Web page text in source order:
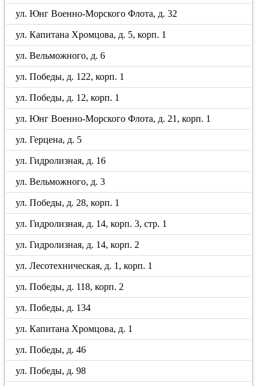
ул. Юнг Военно-Морского Флота, д. 32
ул. Капитана Хромцова, д. 5, корп. 1
ул. Вельможного, д. 6
ул. Победы, д. 122, корп. 1
ул. Победы, д. 12, корп. 1
ул. Юнг Военно-Морского Флота, д. 21, корп. 1
ул. Герцена, д. 5
ул. Гидролизная, д. 16
ул. Вельможного, д. 3
ул. Победы, д. 28, корп. 1
ул. Гидролизная, д. 14, корп. 3, стр. 1
ул. Гидролизная, д. 14, корп. 2
ул. Лесотехническая, д. 1, корп. 1
ул. Победы, д. 118, корп. 2
ул. Победы, д. 134
ул. Капитана Хромцова, д. 1
ул. Победы, д. 46
ул. Победы, д. 98